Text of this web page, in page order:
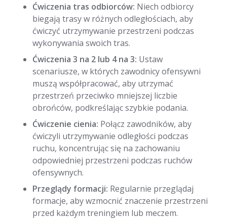
Ćwiczenia tras odbiorców: Niech odbiorcy
biegają trasy w różnych odległościach, aby
ćwiczyć utrzymywanie przestrzeni podczas
wykonywania swoich tras.
Ćwiczenia 3 na 2 lub 4 na 3: Ustaw
scenariusze, w których zawodnicy ofensywni
muszą współpracować, aby utrzymać
przestrzeń przeciwko mniejszej liczbie
obrońców, podkreślając szybkie podania.
Ćwiczenie cienia: Połącz zawodników, aby
ćwiczyli utrzymywanie odległości podczas
ruchu, koncentrując się na zachowaniu
odpowiedniej przestrzeni podczas ruchów
ofensywnych.
Przeglądy formacji: Regularnie przeglądaj
formacje, aby wzmocnić znaczenie przestrzeni
przed każdym treningiem lub meczem.